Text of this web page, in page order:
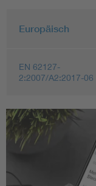
Europäisch
EN 62127-
2:2007/A2:2017-06